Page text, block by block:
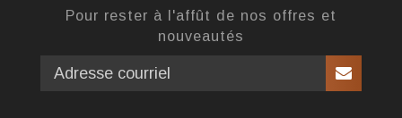
Pour rester à l'affût de nos offres et
nouveautés